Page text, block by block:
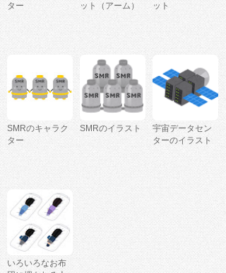
ター
ット（アーム）
ット
SMRのキャラク
ター
SMRのイラスト
宇宙データセン
ターのイラスト
いろいろなお布